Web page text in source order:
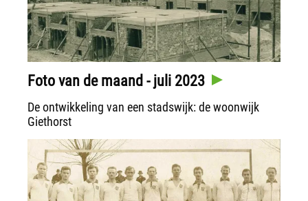
Foto van de maand - juli 2023
De ontwikkeling van een stadswijk: de woonwijk
Giethorst